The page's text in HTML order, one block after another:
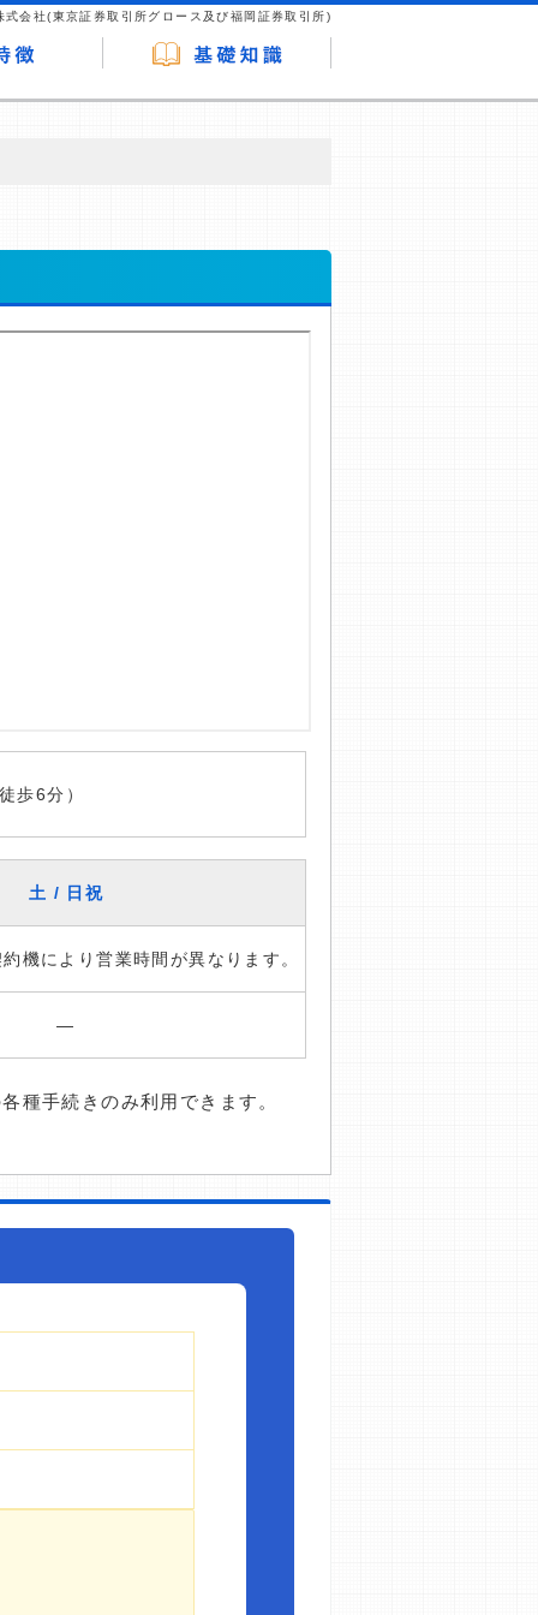
式会社(東京証券取引所グロース及び福岡証券取引所)
歩6分）
土 / 日祝
機により営業時間が異なります。
―
種手続きのみ利用できます。